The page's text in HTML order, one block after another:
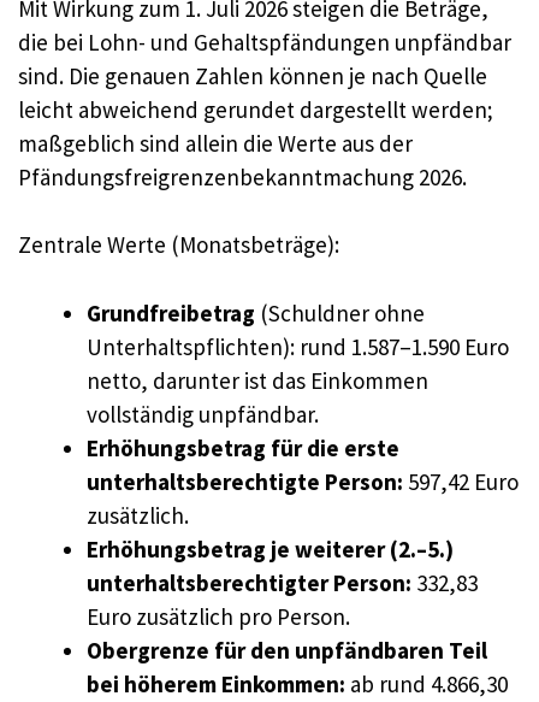
Mit Wirkung zum 1. Juli 2026 steigen die Beträge,
die bei Lohn- und Gehaltspfändungen unpfändbar
sind. Die genauen Zahlen können je nach Quelle
leicht abweichend gerundet dargestellt werden;
maßgeblich sind allein die Werte aus der
Pfändungsfreigrenzenbekanntmachung 2026.
Zentrale Werte (Monatsbeträge):
Grundfreibetrag (Schuldner ohne
Unterhaltspflichten): rund 1.587–1.590 Euro
netto, darunter ist das Einkommen
vollständig unpfändbar.
Erhöhungsbetrag für die erste
unterhaltsberechtigte Person: 597,42 Euro
zusätzlich.
Erhöhungsbetrag je weiterer (2.–5.)
unterhaltsberechtigter Person: 332,83
Euro zusätzlich pro Person.
Obergrenze für den unpfändbaren Teil
bei höherem Einkommen: ab rund 4.866,30